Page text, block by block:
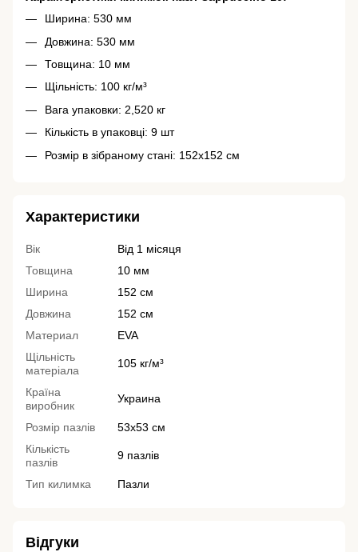
Ширина: 530 мм
Довжина: 530 мм
Товщина: 10 мм
Щільність: 100 кг/м³
Вага упаковки: 2,520 кг
Кількість в упаковці: 9 шт
Розмір в зібраному стані: 152х152 см
Характеристики
Вік
Від 1 місяця
Товщина
10 мм
Ширина
152 см
Довжина
152 см
Материал
EVA
Щільність
матеріала
105 кг/м³
Країна
виробник
Украина
Розмір пазлів
53х53 см
Кількість
пазлів
9 пазлів
Тип килимка Пазли
Відгуки